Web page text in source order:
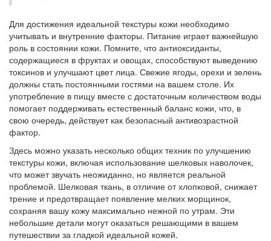
Для достижения идеальной текстуры кожи необходимо
учитывать и внутренние факторы. Питание играет важнейшую
роль в состоянии кожи. Помните, что антиоксиданты,
содержащиеся в фруктах и овощах, способствуют выведению
токсинов и улучшают цвет лица. Свежие ягоды, орехи и зелень
должны стать постоянными гостями на вашем столе. Их
употребление в пищу вместе с достаточным количеством воды
помогает поддерживать естественный баланс кожи, что, в
свою очередь, действует как безопасный антивозрастной
фактор.
Здесь можно указать несколько общих техник по улучшению
текстуры кожи, включая использование шелковых наволочек,
что может звучать неожиданно, но является реальной
проблемой. Шелковая ткань, в отличие от хлопковой, снижает
трение и предотвращает появление мелких морщинок,
сохраняя вашу кожу максимально нежной по утрам. Эти
небольшие детали могут оказаться решающими в вашем
путешествии за гладкой идеальной кожей.